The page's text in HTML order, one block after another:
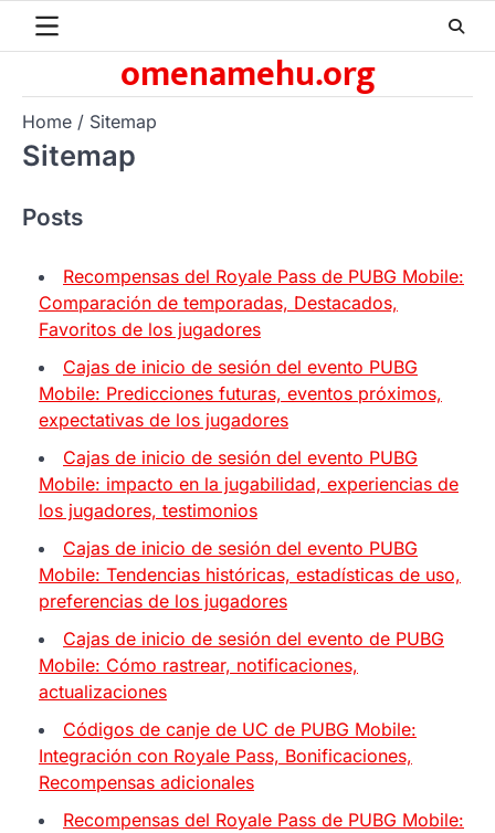
omenamehu.org
Home Sitemap
Sitemap
Posts
Recompensas del Royale Pass de PUBG Mobile:
Comparación de temporadas, Destacados,
Favoritos de los jugadores
Cajas de inicio de sesión del evento PUBG
Mobile: Predicciones futuras, eventos próximos,
expectativas de los jugadores
Cajas de inicio de sesión del evento PUBG
Mobile: impacto en la jugabilidad, experiencias de
los jugadores, testimonios
Cajas de inicio de sesión del evento PUBG
Mobile: Tendencias históricas, estadísticas de uso,
preferencias de los jugadores
Cajas de inicio de sesión del evento de PUBG
Mobile: Cómo rastrear, notificaciones,
actualizaciones
Códigos de canje de UC de PUBG Mobile:
Integración con Royale Pass, Bonificaciones,
Recompensas adicionales
Recompensas del Royale Pass de PUBG Mobile: